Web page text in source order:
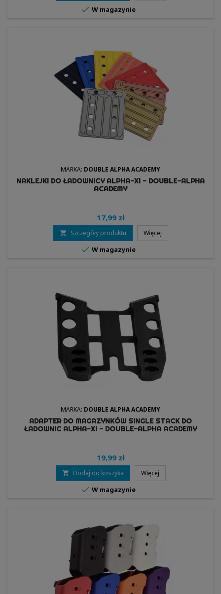
 W magazynie
MARKA: DOUBLE ALPHA ACADEMY
NAKLEJKI DO ŁADOWNICY ALPHA-XI - DOUBLE-ALPHA
ACADEMY
17,99 zł
 Szczegóły produktu Więcej
 W magazynie
MARKA: DOUBLE ALPHA ACADEMY
ADAPTER DO MAGAZYNKÓW SINGLE STACK DO
ŁADOWNIC ALPHA-XI - DOUBLE-ALPHA ACADEMY
19,99 zł
 Dodaj do koszyka Więcej
 W magazynie